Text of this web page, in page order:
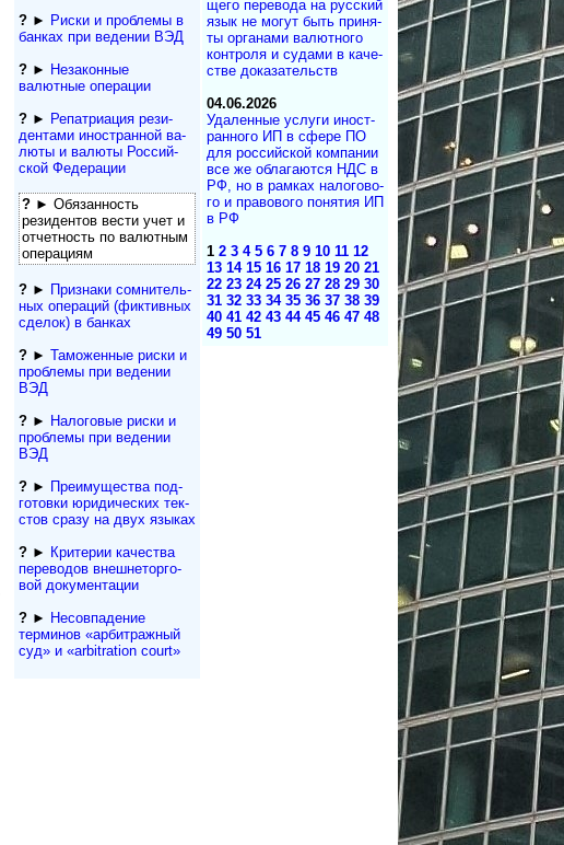
?► Риски и проблемы в
банках при ведении ВЭД
?► Незаконные
валютные операции
?► Репатриация ре­зи­
ден­та­ми иностранной ва­
лю­ты и валюты Рос­сий­
ской Федерации
?► Обязанность
резиден­тов вести учет и
отчетность по валютным
операциям
?► Признаки сомнитель­
ных операций (фиктивных
сделок) в банках
?► Таможенные риски и
проблемы при ведении
ВЭД
?► Налоговые риски и
проблемы при ведении
ВЭД
?► Преимущества под­
гото­вки юри­ди­чес­ких тек­
с­тов сразу на двух языках
?► Критерии качества
переводов внешне­тор­го­
вой документации
?► Несовпадение
терминов «арбитражный
суд» и «arbitration court»
ще­го пе­ре­во­да на рус­ский
язык не мо­гут быть при­ня­
ты ор­га­на­ми ва­лют­но­го
кон­т­ро­ля и су­да­ми в ка­че­
ст­ве до­ка­за­те­ль­ств
04.06.2026
Удаленные услуги ино­ст­
ран­но­го ИП в сфе­ре ПО
для рос­сий­с­кой ком­па­нии
все же об­ла­га­ю­т­ся НДС в
РФ, но в рам­ках на­ло­го­во­
го и пра­во­во­го по­ня­тия ИП
в РФ
1 2 3 4 5 6 7 8 9 10 11 12
13 14 15 16 17 18 19 20 21
22 23 24 25 26 27 28 29 30
31 32 33 34 35 36 37 38 39
40 41 42 43 44 45 46 47 48
49 50 51